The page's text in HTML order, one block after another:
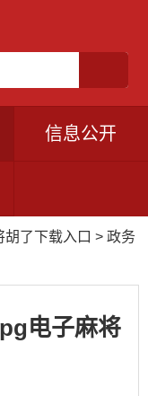
信息公开
了下载入口 > 政务
电子麻将